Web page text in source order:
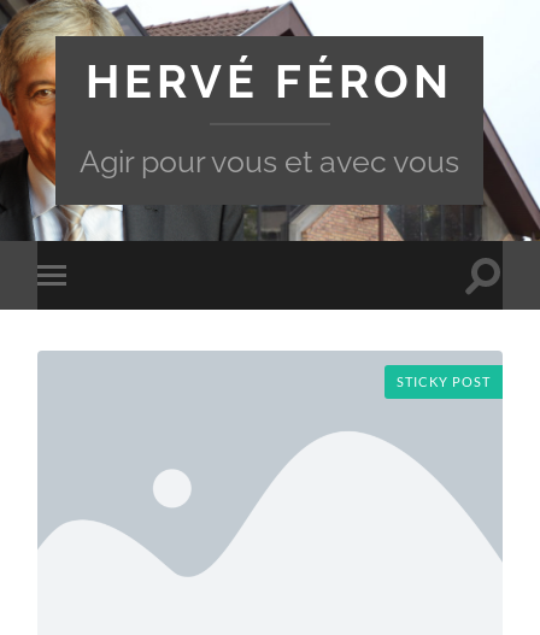
HERVÉ FÉRON
Agir pour vous et avec vous
Toggle
mobile
Toggle
STICKY POST